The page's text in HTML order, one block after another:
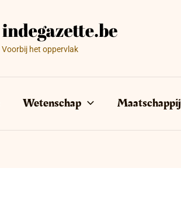
Voorbij het oppervlak
Wetenschap Maatschappij